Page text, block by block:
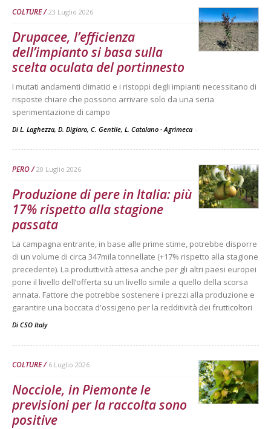
COLTURE 23 Luglio 2026
Drupacee, l’efficienza
dell’impianto si basa sulla
scelta oculata del portinnesto
I mutati andamenti climatici e i ristoppi degli impianti necessitano di
risposte chiare che possono arrivare solo da una seria
sperimentazione di campo
Di L. Laghezza, D. Digiaro, C. Gentile, L. Catalano - Agrimeca -
PERO 20 Luglio 2026
Produzione di pere in Italia: più
17% rispetto alla stagione
passata
La campagna entrante, in base alle prime stime, potrebbe disporre
di un volume di circa 347mila tonnellate (+17% rispetto alla stagione
precedente). La produttività attesa anche per gli altri paesi europei
pone il livello dell’offerta su un livello simile a quello della scorsa
annata. Fattore che potrebbe sostenere i prezzi alla produzione e
garantire una boccata d'ossigeno per la redditività dei frutticoltori
Di CSO Italy
COLTURE 6 Luglio 2026
Nocciole, in Piemonte le
previsioni per la raccolta sono
positive